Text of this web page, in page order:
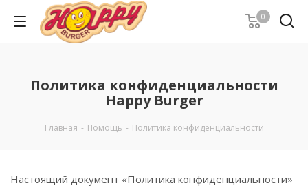
0
Политика конфиденциальности
Happy Burger
Главная - Помощь - Политика конфиденциальности
Настоящий документ «Политика конфиденциальности»